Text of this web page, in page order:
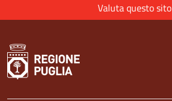
Valuta questo sito